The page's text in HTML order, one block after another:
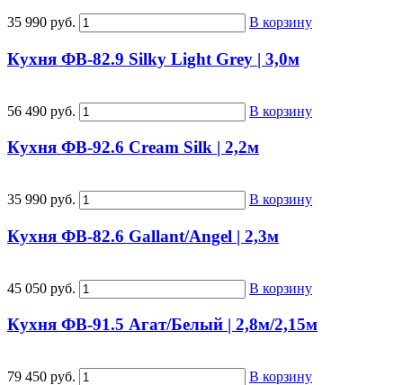
35 990 руб. В корзину
Кухня ФВ-82.9 Silky Light Grey | 3,0м
56 490 руб. В корзину
Кухня ФВ-92.6 Cream Silk | 2,2м
35 990 руб. В корзину
Кухня ФВ-82.6 Gallant/Angel | 2,3м
45 050 руб. В корзину
Кухня ФВ-91.5 Агат/Белый | 2,8м/2,15м
79 450 руб. В корзину